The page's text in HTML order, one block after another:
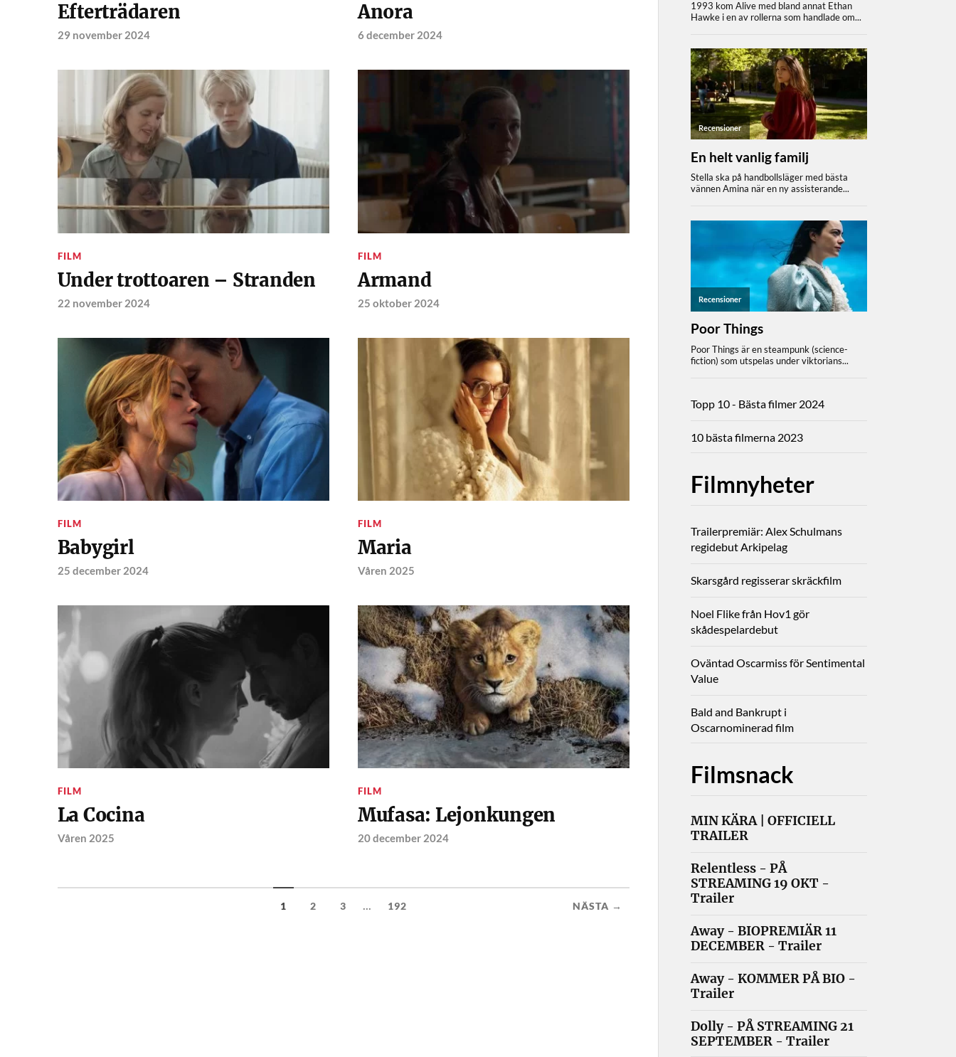
Efterträdaren
29 november 2024
Anora
6 december 2024
FILM
Under trottoaren – Stranden
22 november 2024
FILM
Armand
25 oktober 2024
FILM
Babygirl
25 december 2024
FILM
Maria
Våren 2025
FILM
La Cocina
Våren 2025
FILM
Mufasa: Lejonkungen
20 december 2024
1 2 3 ... 192 NÄSTA →
Topp 10 - Bästa filmer 2024
10 bästa filmerna 2023
Filmnyheter
Trailerpremiär: Alex Schulmans
regidebut Arkipelag
Skarsgård regisserar skräckfilm
Noel Flike från Hov1 gör
skådespelardebut
Oväntad Oscarmiss för Sentimental
Value
Bald and Bankrupt i
Oscarnominerad film
Filmsnack
MIN KÄRA | OFFICIELL
TRAILER
Relentless - PÅ
STREAMING 19 OKT -
Trailer
Away - BIOPREMIÄR 11
DECEMBER - Trailer
Away - KOMMER PÅ BIO -
Trailer
Dolly - PÅ STREAMING 21
SEPTEMBER - Trailer